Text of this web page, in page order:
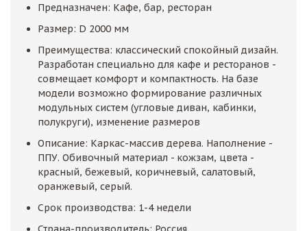
Предназначен: Кафе, бар, ресторан
Размер: D 2000 мм
Преимущества: классический спокойный дизайн.
Разработан специально для кафе и ресторанов -
совмещает комфорт и компактность. На базе
модели возможно формирование различных
модульных систем (угловые диван, кабинки,
полукруги), изменение размеров
Описание: Каркас-массив дерева. Наполнение -
ППУ. Обивочный материал - кожзам, цвета -
красный, бежевый, коричневый, салатовый,
оранжевый, серый.
Срок производства: 1-4 недели